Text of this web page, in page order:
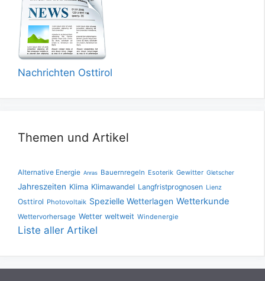
Nachrichten Osttirol
Themen und Artikel
Alternative Energie Anras Bauernregeln Esoterik Gewitter Gletscher
Jahreszeiten Klima Klimawandel Langfristprognosen Lienz
Osttirol Photovoltaik Spezielle Wetterlagen Wetterkunde
Wettervorhersage Wetter weltweit Windenergie
Liste aller Artikel